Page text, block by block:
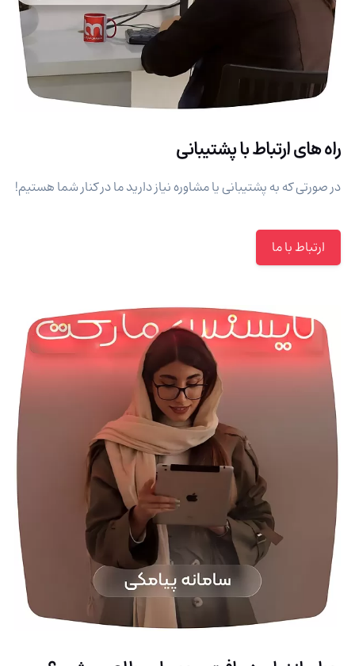
راه های ارتباط با پشتیبانی
در صورتی که به پشتیبانی یا مشاوره نیاز دارید ما در کنار شما هستیم!
ارتباط با ما